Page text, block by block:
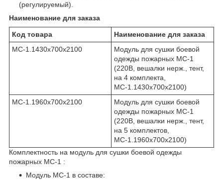
(регулируемый).
Наименование для заказа
Код товара
Наименование для заказа
МС-1.1430х700х2100
Модуль для сушки боевой
одежды пожарных МС-1
(220В, вешалки нерж., тент,
на 4 комплекта,
МС-1.1430х700х2100)
МС-1.1960х700х2100
Модуль для сушки боевой
одежды пожарных МС-1
(220В, вешалки нерж., тент,
на 5 комплектов,
МС-1.1960х700х2100)
Комплектность на модуль для сушки боевой одежды
пожарных МС-1 :
Модуль МС-1 в составе: